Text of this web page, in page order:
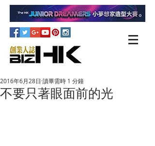
不要只著眼面前的光
2016年6月28日 讀畢需時 1 分鐘